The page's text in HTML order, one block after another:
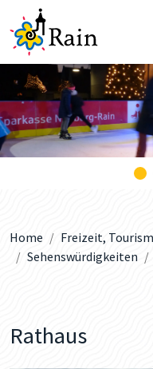
Home Freizeit,
Sehenswürdigkeiten
Rathaus